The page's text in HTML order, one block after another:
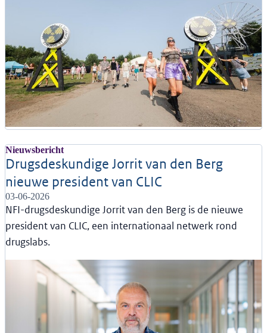
Nieuwsbericht
Drugsdeskundige Jorrit van den Berg
nieuwe president van CLIC
03-06-2026
NFI-drugsdeskundige Jorrit van den Berg is de nieuwe
president van CLIC, een internationaal netwerk rond
drugslabs.